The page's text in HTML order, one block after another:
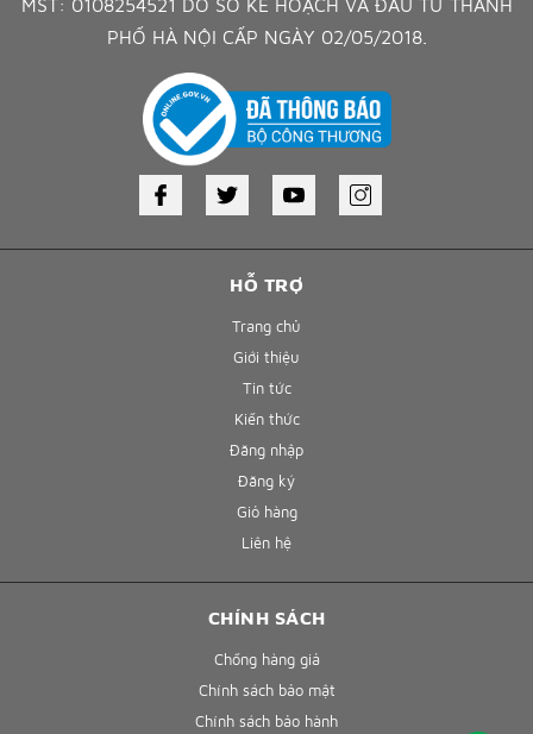
HỖ TRỢ
Trang chủ
Giới thiệu
Tin tức
Kiến thức
Đăng nhập
Đăng ký
Giỏ hàng
Liên hệ
PHỐ HÀ NỘI CẤP NGÀY 02/05/2018.
CHÍNH SÁCH
Chống hàng giả
Chính sách bảo mật
Chính sách bảo hành